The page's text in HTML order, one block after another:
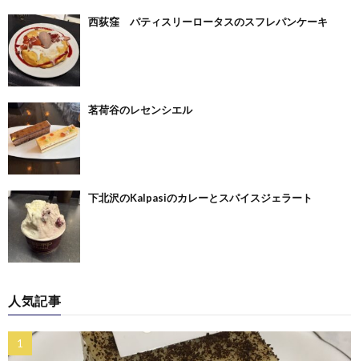
西荻窪 パティスリーロータスのスフレパンケーキ
茗荷谷のレセンシエル
下北沢のKalpasiのカレーとスパイスジェラート
人気記事